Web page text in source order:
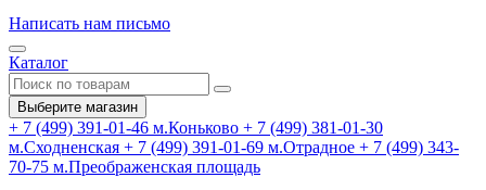
Написать нам письмо
Каталог
Выберите магазин
+ 7 (499) 391-01-46 м.Коньково + 7 (499) 381-01-30
м.Сходненская + 7 (499) 391-01-69 м.Отрадное + 7 (499) 343-
70-75 м.Преображенская площадь